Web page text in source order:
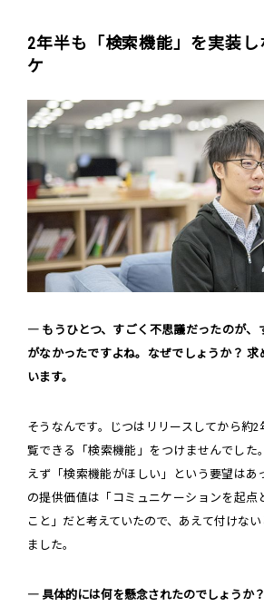
2年半も「検索機能」を実装
ケ
― もうひとつ、すごく不思議だったのが、
がなかったですよね。なぜでしょうか？
います。
そうなんです。じつはリリースしてから約2
覧できる「検索機能」をつけませんでした
えず「検索機能がほしい」という要望はあ
の提供価値は「コミュニケーションを起点
こと」だと考えていたので、あえて付けな
ました。
― 具体的には何を懸念されたのでしょうか？